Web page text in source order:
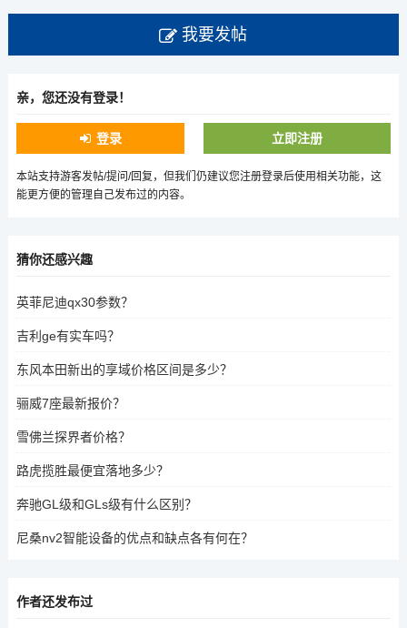
我要发帖
亲，您还没有登录！
登录 立即注册
本站支持游客发帖/提问/回复，但我们仍建议您注册登录后使用相关功能，这
能更方便的管理自己发布过的内容。
猜你还感兴趣
英菲尼迪qx30参数？
吉利ge有实车吗？
东风本田新出的享域价格区间是多少？
骊威7座最新报价？
雪佛兰探界者价格？
路虎揽胜最便宜落地多少？
奔驰GL级和GLs级有什么区别？
尼桑nv2智能设备的优点和缺点各有何在？
作者还发布过